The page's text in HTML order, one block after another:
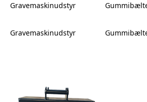
Gravemaskinudstyr
Gravemaskinudstyr